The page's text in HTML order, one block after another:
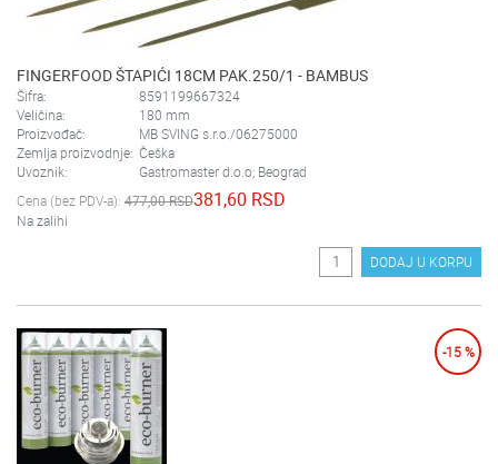
FINGERFOOD ŠTAPIĆI 18CM PAK.250/1 - BAMBUS
Šifra:
8591199667324
Veličina:
180 mm
Proizvođač:
MB SVING s.r.o./06275000
Zemlja proizvodnje: Češka
Uvoznik:
Gastromaster d.o.o; Beograd
Cena (bez PDV-a): 477,00 RSD381,60 RSD
Na zalihi
DODAJ U KORPU
-15 %